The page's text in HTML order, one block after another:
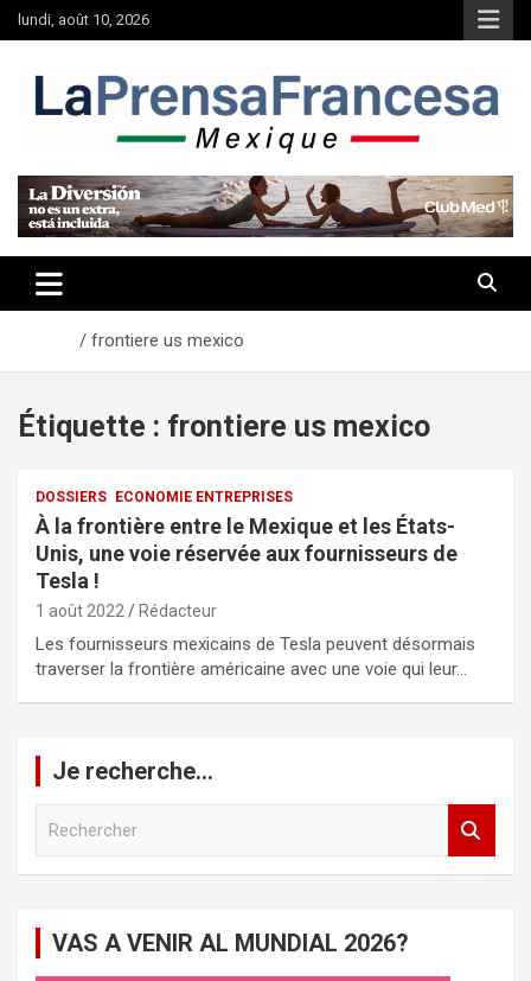
Aller
au
lundi, août 10, 2026
frontiere us mexico
Étiquette : frontiere us mexico
DOSSIERS ECONOMIE ENTREPRISES
À la frontière entre le Mexique et les États-
Unis, une voie réservée aux fournisseurs de
Tesla !
1 août 2022 Rédacteur
Les fournisseurs mexicains de Tesla peuvent désormais
traverser la frontière américaine avec une voie qui leur…
Je recherche…
c
VAS A VENIR AL MUNDIAL 2026?